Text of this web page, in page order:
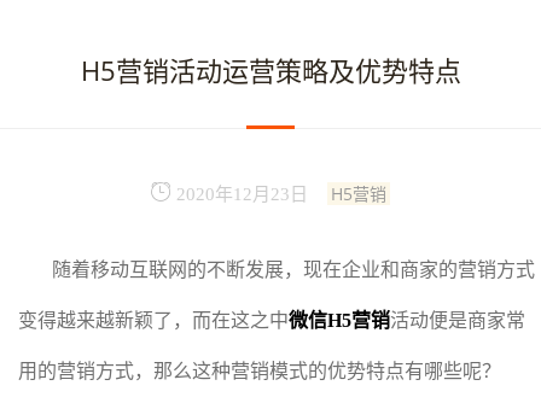
H5营销活动运营策略及优势特点
2020年12月23日 H5营销
随着移动互联网的不断发展，现在企业和商家的营销方式
变得越来越新颖了，而在这之中微信H5营销活动便是商家常
用的营销方式，那么这种营销模式的优势特点有哪些呢？